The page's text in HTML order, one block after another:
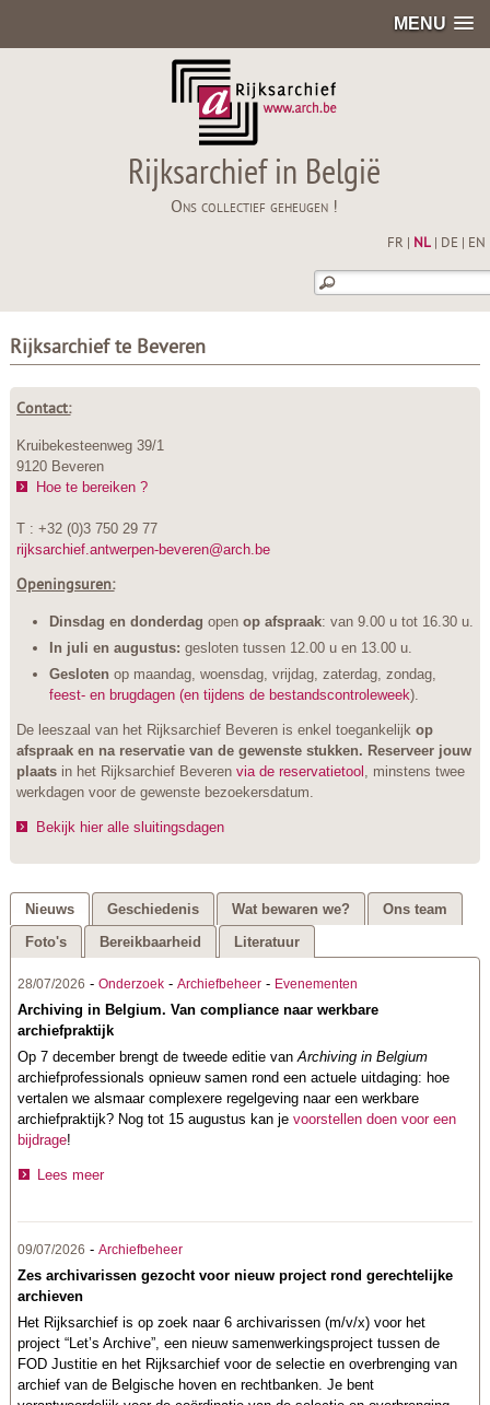
MENU
Rijksarchief in België
Ons collectief geheugen !
FR NL| DE EN
Rijksarchief te Beveren
Contact:
Kruibekesteenweg 39/1
9120 Beveren
Hoe te bereiken ?
T : +32 (0)3 750 29 77
rijksarchief.antwerpen-beveren@arch.be
Openingsuren:
Dinsdag en donderdag openop afspraak: van 9.00 u tot 16.30 u.
In juli en augustus: gesloten tussen 12.00 u en 13.00 u.
Gesloten op maandag, woensdag, vrijdag, zaterdag, zondag,
feest- en brugdagen (en tijdens de bestandscontroleweek).
De leeszaal van het Rijksarchief Beveren is enkel toegankelijk op
afspraak en na reservatie van de gewenste stukken. Reserveer jouw
plaatsin het Rijksarchief Beveren via de reservatietool
, minstens twee
werkdagen voor de gewenste bezoekersdatum.
Bekijk hier alle sluitingsdagen
Nieuws Geschiedenis Wat bewaren we?
Ons team
Foto's
Bereikbaarheid Literatuur
28/07/2026 -Onderzoek -Archiefbeheer - Evenementen
Archiving in Belgium. Van compliance naar werkbare
archiefpraktijk
Op 7 december brengt de tweede editie vanArchiving in Belgium
archiefprofessionals opnieuw samen rond een actuele uitdaging: hoe
vertalen we alsmaar complexere regelgeving naar een werkbare
archiefpraktijk? Nog tot 15 augustus kan jevoorstellen doen voor een
bijdrage!
Lees meer
09/07/2026 -Archiefbeheer
Zes archivarissen gezocht voor nieuw project rond gerechtelijke
archieven
Het Rijksarchief is op zoek naar 6 archivarissen (m/v/x) voor het
project “Let’s Archive”, een nieuw samenwerkingsproject tussen de
FOD Justitie en het Rijksarchief voor de selectie en overbrenging van
archief van de Belgische hoven en rechtbanken. Je bent